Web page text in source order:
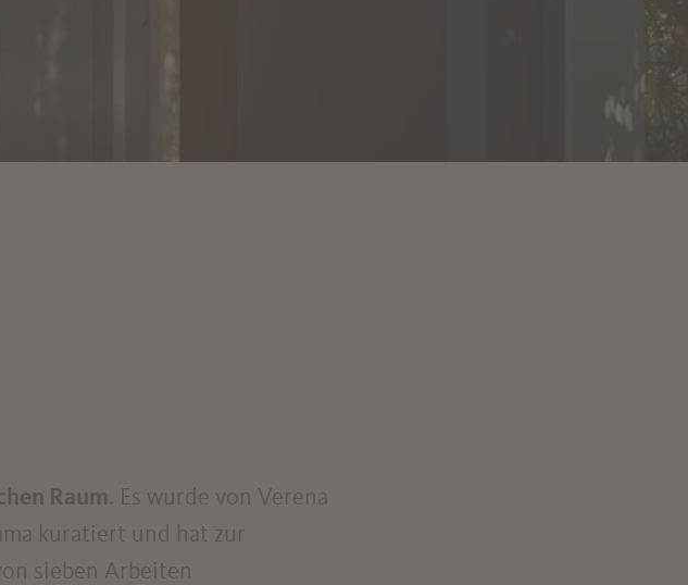
Raum. Es wurde von Verena
kuratiert und hat zur
sieben Arbeiten